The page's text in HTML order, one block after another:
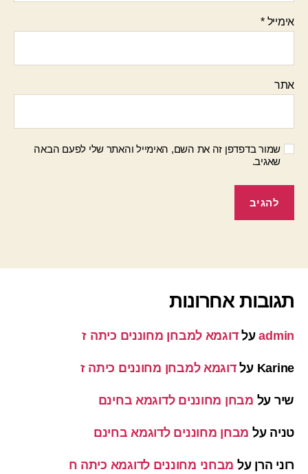
אימייל*
אתר
שמור בדפדפן זה את השם, האימייל והאתר שלי לפעם הבאה
שאגיב.
תגובות אחרונות
adminעלדוגמא למבחן מחוננים כיתה ז
Karine עלדוגמא למבחן מחוננים כיתה ז
שיר על מבחן מחוננים לדוגמא בחינם
טניה על מבחן מחוננים לדוגמא בחינם
רוני הרן על מבחני מחוננים לדוגמא כיתה ח